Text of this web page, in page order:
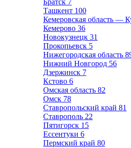
Братск 7
Ташкент 100
Кемеровская область —
Кемерово 36
Новокузнецк 31
Прокопьевск 5
Нижегородская область
Нижний Новгород 56
Дзержинск 7
Кстово 6
Омская область 82
Омск 78
Ставропольский край 81
Ставрополь 22
Пятигорск 15
Ессентуки 6
Пермский край 80